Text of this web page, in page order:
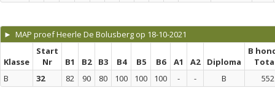
► MAP proef Heerle De Bolusberg op 18-10-2021
Klasse
Start
Nr
B1 B2 B3 B4 B5 B6 A1 A2 Diploma
B
B
32 82 90 80 100 100 100 - - B 552